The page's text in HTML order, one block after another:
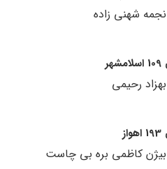
نجمه شهنی زاده
بهزاد رحیمی
بیژن کاظمی بره بی چاست